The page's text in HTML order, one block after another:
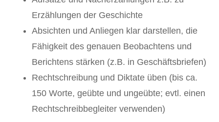
Erzählungen der Geschichte
Absichten und Anliegen klar darstellen, die
Fähigkeit des genauen Beobachtens und
Berichtens stärken (z.B. in Geschäftsbriefen)
Rechtschreibung und Diktate üben (bis ca.
150 Worte, geübte und ungeübte; evtl. einen
Rechtschreibbegleiter verwenden)